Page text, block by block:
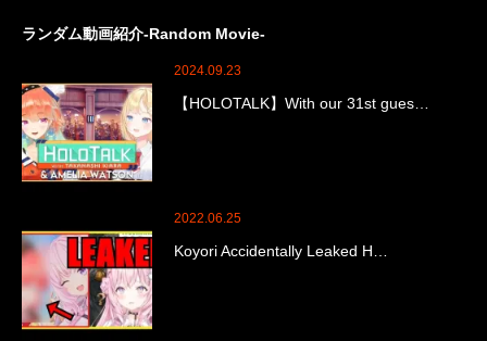
ランダム動画紹介-Random Movie-
2024.09.23
【HOLOTALK】With our 31st gues…
2022.06.25
Koyori Accidentally Leaked H…